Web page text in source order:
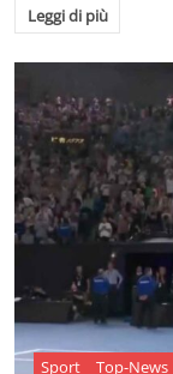
Leggi di più
Sport Top-News